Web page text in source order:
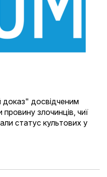
доказ" досвідченим
злочинців, чиї
статус культових у